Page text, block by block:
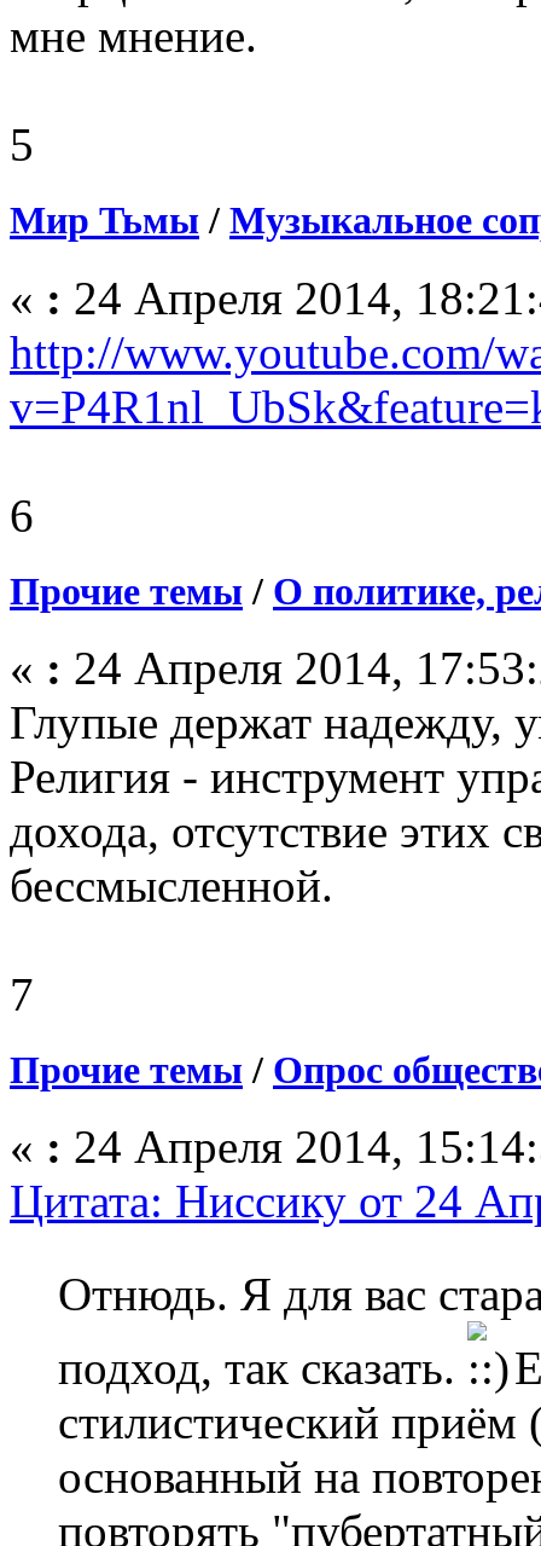
мне мнение.
5
Мир Тьмы/ Музыкальное
« : 24 Апреля 2014,
http://www.youtube.com/
6
Прочие темы / О политике,
« : 24 Апреля 2014,
Глупые держат надежду,
Религия - инструмент
дохода, отсутствие этих
бессмысленной.
7
Прочие темы / Опрос
« : 24 Апреля 2014,
Цитата: Ниссику от 24
Отнюдь. Я для вас
подход, так сказать.
стилистический
основанный на
повторять